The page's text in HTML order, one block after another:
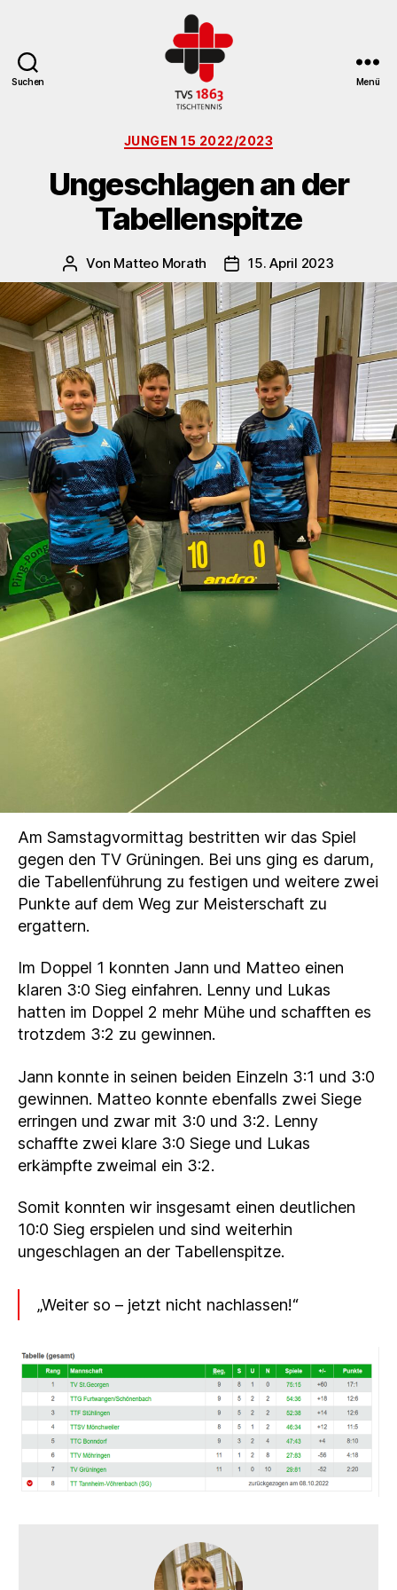
Suchen
St.
Tischtennisabteilung
Menü
Kategorien
JUNGEN 15 2022/2023
Ungeschlagen an der
Tabellenspitze
Beitragsautor
Von Matteo Morath Veröffentlichungsdatum
15. April 2023
Am Samstagvormittag bestritten wir das Spiel
gegen den TV Grüningen. Bei uns ging es darum,
die Tabellenführung zu festigen und weitere zwei
Punkte auf dem Weg zur Meisterschaft zu
ergattern.
Im Doppel 1 konnten Jann und Matteo einen
klaren 3:0 Sieg einfahren. Lenny und Lukas
hatten im Doppel 2 mehr Mühe und schafften es
trotzdem 3:2 zu gewinnen.
Jann konnte in seinen beiden Einzeln 3:1 und 3:0
gewinnen. Matteo konnte ebenfalls zwei Siege
erringen und zwar mit 3:0 und 3:2. Lenny
schaffte zwei klare 3:0 Siege und Lukas
erkämpfte zweimal ein 3:2.
Somit konnten wir insgesamt einen deutlichen
10:0 Sieg erspielen und sind weiterhin
ungeschlagen an der Tabellenspitze.
„Weiter so – jetzt nicht nachlassen!“